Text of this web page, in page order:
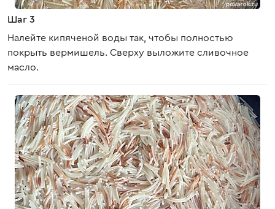
Шаг 3
Налейте кипяченой воды так, чтобы полностью
покрыть вермишель. Сверху выложите сливочное
масло.